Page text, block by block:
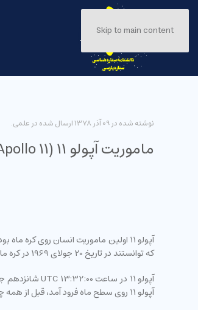
Skip to main content
نوشته شده در09 آذر 1378 ارسال شده درعلمی.
ماموریت آپولو 11 (Apollo 11)
که توانستند در تاریخ 20 جولای 1969 در کره ماه فرود آمده و روی آن قدم بزنند. با این ماموریت راه برای فتح کره ماه توسط سایر سفینه ها باز شد.
آپولو 11 روی سطح ماه فرود آمد، قبل از همه چیز فضانوردان سفینه را آماده ترک ماه کردند چرا که بر آنها مشخص نبود که چی اتفاقی ممکن است در آنجا رخ دهد.